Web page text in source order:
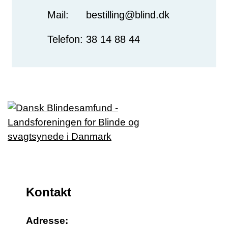
Mail: bestilling@blind.dk
Telefon: 38 14 88 44
Kontakt
Adresse: